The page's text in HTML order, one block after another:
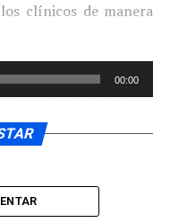
clínicos de manera
00:00
la ingeniera Cárcamo,
las obras y